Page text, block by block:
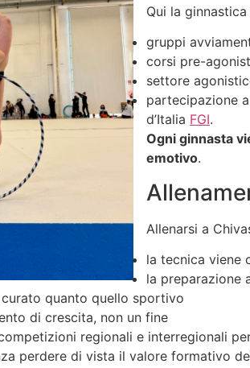
Qui la
gruppi
corsi pre-
settore
partecipazione
d’Italia FGI.
Ogni ginnasta
emotivo.
Allenarsi a
la tecnica viene
la preparazione
quanto quello sportivo
di crescita, non un fine
regionali e interregionali
perdere di vista il valore formativo